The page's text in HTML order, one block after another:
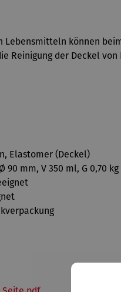
Lebensmitteln können
Reinigung der Deckel von
Elastomer (Deckel)
90 mm, V 350 ml, G 0,70 kg